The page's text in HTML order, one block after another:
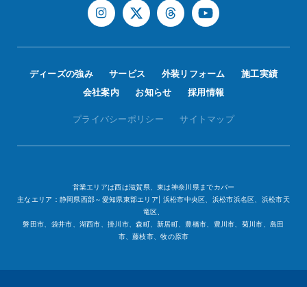
ディーズの強み サービス 外装リフォーム
施工実績
会社案内
お知らせ 採用情報
プライバシーポリシー サイトマップ
営業エリアは西は滋賀県、東は神奈川県までカバー
主なエリア：静岡県西部～愛知県東部エリア| 浜松市中央区、浜松市浜名区、浜松市天
竜区、
磐田市、袋井市、湖西市、掛川市、森町、新居町、豊橋市、豊川市、菊川市、島田
市、藤枝市、牧の原市